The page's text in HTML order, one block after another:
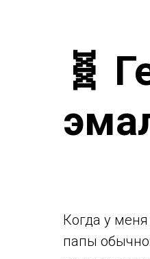
🧬
Когда у
папы